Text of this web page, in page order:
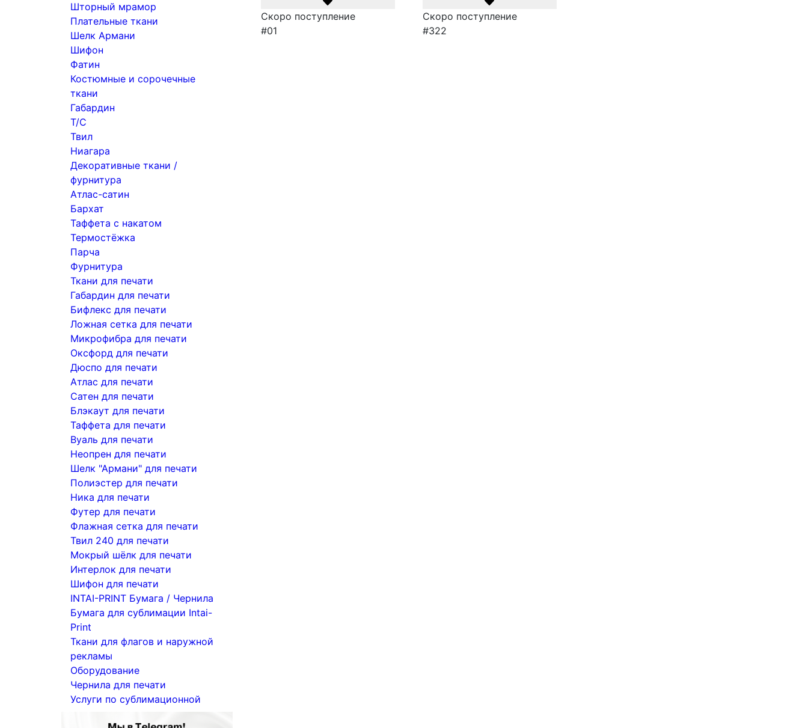
Шторный мрамор
Плательные ткани
Шелк Армани
Шифон
Фатин
Костюмные и сорочечные
ткани
Габардин
Т/С
Твил
Ниагара
Декоративные ткани /
фурнитура
Атлас-сатин
Бархат
Таффета с накатом
Термостёжка
Парча
Фурнитура
Ткани для печати
Габардин для печати
Бифлекс для печати
Ложная сетка для печати
Микрофибра для печати
Оксфорд для печати
Дюспо для печати
Атлас для печати
Сатен для печати
Блэкаут для печати
Таффета для печати
Вуаль для печати
Неопрен для печати
Шелк "Армани" для печати
Полиэстер для печати
Ника для печати
Футер для печати
Флажная сетка для печати
Твил 240 для печати
Мокрый шёлк для печати
Интерлок для печати
Шифон для печати
INTAI-PRINT Бумага / Чернила
Бумага для сублимации Intai-
Print
Ткани для флагов и наружной
рекламы
Оборудование
Чернила для печати
Услуги по сублимационной
Скоро поступление
#01
Скоро поступление
#322